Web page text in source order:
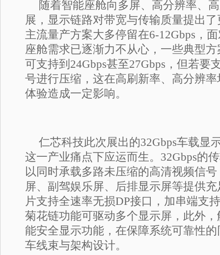
随着智能座舱向多屏、高分辨率、
展，显示链路对带宽与传输质量提出
主流量产方案大多停留在6-12Gbps，
座舱需求已逐渐力不从心，一些典型
可支持到24Gbps甚至27Gbps，但若要
号进行压缩，这在高刷新率、高分辨
体验造成一定影响。
仁芯科技此次展出的32Gbps车载显
这一产业痛点下应运而生。32Gbps的
以同时承载多路未压缩的高清视频信
屏、副驾娱乐屏、后排显示屏等提供
片支持全速率无损DP接口，加串端支
菊花链功能可驱动多个显示屏，此外
能安全显示功能，在保障系统可靠性
车线束与架构设计。